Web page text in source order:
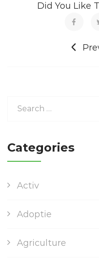
Did You Like
Categories
Activ
Adoptie
Agriculture